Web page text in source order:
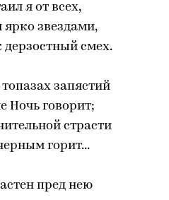
я от всех,
ярко звездами,
дерзостный смех.
запястий
Ночь говорит;
страсти
горит...
пред нею